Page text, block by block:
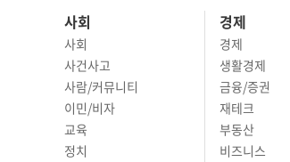
사회
사회
사건사고
사람/커뮤니티
이민/비자
교육
정치
경제
경제
생활경제
금융/증권
재테크
부동산
비즈니스